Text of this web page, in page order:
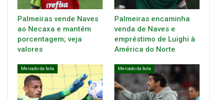
Palmeiras vende Naves
ao Necaxa e mantém
porcentagem; veja
valores
Palmeiras encaminha
venda de Naves e
empréstimo de Luighi à
América do Norte
Mercado da bola Mercado da bola